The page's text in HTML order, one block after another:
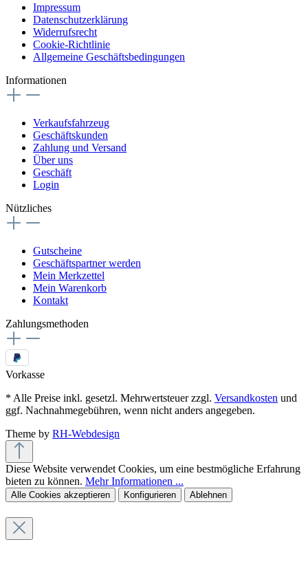
Impressum
Datenschutzerklärung
Widerrufsrecht
Cookie-Richtlinie
Allgemeine Geschäftsbedingungen
Informationen
Verkaufsfahrzeug
Geschäftskunden
Zahlung und Versand
Über uns
Geschäft
Login
Nützliches
Gutscheine
Geschäftspartner werden
Mein Merkzettel
Mein Warenkorb
Kontakt
Zahlungsmethoden
Vorkasse
* Alle Preise inkl. gesetzl. Mehrwertsteuer zzgl. Versandkosten und
ggf. Nachnahmegebühren, wenn nicht anders angegeben.
Theme by RH-Webdesign
Diese Website verwendet Cookies, um eine bestmögliche Erfahrung
bieten zu können. Mehr Informationen ...
Alle Cookies akzeptieren Konfigurieren Ablehnen